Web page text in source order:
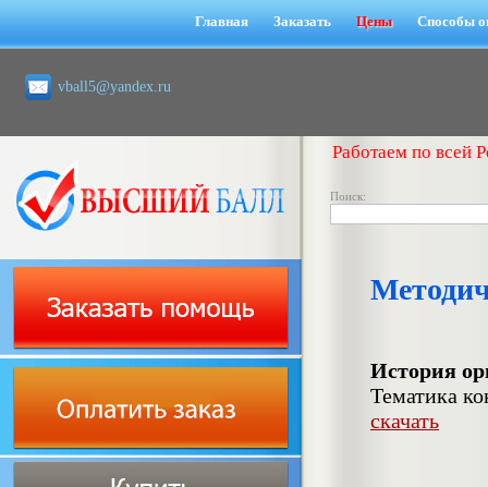
Главная Заказать Цены Способы
vball5@yandex.ru
Работаем по всей
Поиск:
История
Тематика
скачать